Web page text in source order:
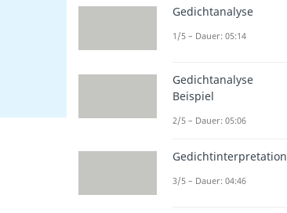
Gedichtanalyse
1/5 – Dauer: 05:14
Gedichtanalyse
Beispiel
2/5 – Dauer: 05:06
Gedichtinterpretation
3/5 – Dauer: 04:46